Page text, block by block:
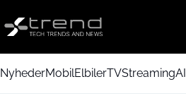
NyhederMobilElbilerTVStreamingAI